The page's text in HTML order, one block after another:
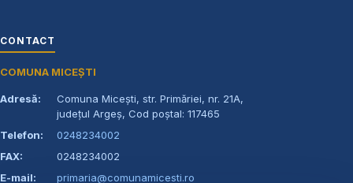
CONTACT
COMUNA MICEȘTI
Adresă:
Comuna Micești, str. Primăriei, nr. 21A,
județul Argeș, Cod poștal: 117465
Telefon:
0248234002
FAX:
0248234002
E-mail:
primaria@comunamicesti.ro